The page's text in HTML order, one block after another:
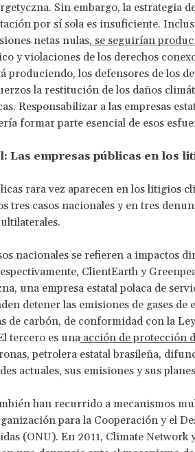
Sin embargo, la estrategia
por sí sola es insuficiente.
netas nulas, se seguirían
y violaciones de los derechos
produciendo, los defensores de los
la restitución de los daños
Responsabilizar a las empresas
formar parte esencial de esos
Las empresas públicas en los
rara vez aparecen en los litigios
tres casos nacionales y en tres
nacionales se refieren a impactos
ClientEarth y
una empresa estatal polaca de
detener las emisiones de gases de
de carbón, de conformidad con la
tercero es unaacción de protección
petrolera estatal brasileña,
actuales, sus emisiones y sus
han recurrido a mecanismos
para la Cooperación y el
(ONU). En 2011, Climate Network